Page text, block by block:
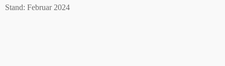
Stand: Februar 2024